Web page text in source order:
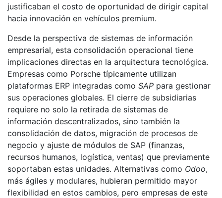
justificaban el costo de oportunidad de dirigir capital
hacia innovación en vehículos premium.
Desde la perspectiva de sistemas de información
empresarial, esta consolidación operacional tiene
implicaciones directas en la arquitectura tecnológica.
Empresas como Porsche típicamente utilizan
plataformas ERP integradas como SAP para gestionar
sus operaciones globales. El cierre de subsidiarias
requiere no solo la retirada de sistemas de
información descentralizados, sino también la
consolidación de datos, migración de procesos de
negocio y ajuste de módulos de SAP (finanzas,
recursos humanos, logística, ventas) que previamente
soportaban estas unidades. Alternativas como Odoo,
más ágiles y modulares, hubieran permitido mayor
flexibilidad en estos cambios, pero empresas de este